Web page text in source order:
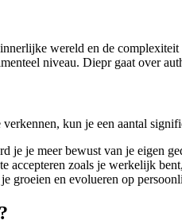
wereld en de
niveau. Diepr gaat over
kun je een aantal
je je meer bewust van je eigen
accepteren zoals je werkelijk
groeien en evolueren op